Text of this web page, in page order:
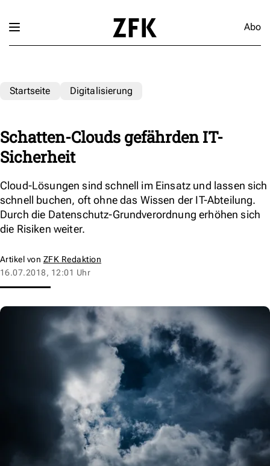
Abo
Startseite Digitalisierung
Schatten-Clouds gefährden IT-
Sicherheit
Cloud-Lösungen sind schnell im Einsatz und lassen sich
schnell buchen, oft ohne das Wissen der IT-Abteilung.
Durch die Datenschutz-Grundverordnung erhöhen sich
die Risiken weiter.
Artikel von ZFK Redaktion
16.07.2018, 12:01 Uhr